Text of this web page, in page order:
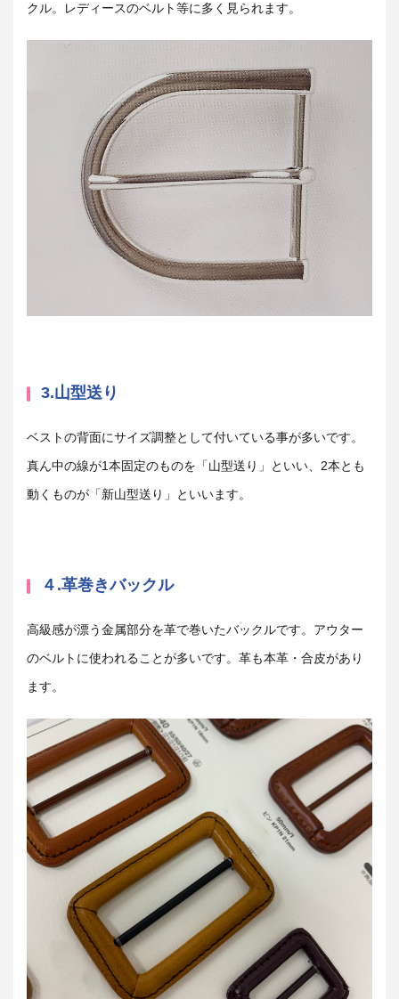
クル。レディースのベルト等に多く見られます。
3.山型送り
ベストの背面にサイズ調整として付いている事が多いです。
真ん中の線が1本固定のものを「山型送り」といい、2本とも
動くものが「新山型送り」といいます。
４.革巻きバックル
高級感が漂う金属部分を革で巻いたバックルです。アウター
のベルトに使われることが多いです。革も本革・合皮があり
ます。